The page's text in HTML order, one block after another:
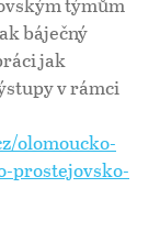
báječný
jak
v rámci
olomoucko-
prostejovsko-